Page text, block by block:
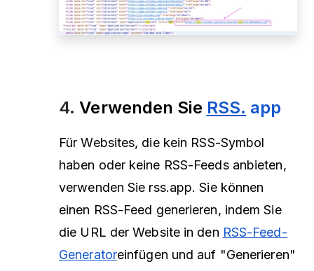
4.Verwenden Sie RSS. app
Für Websites, die kein RSS-Symbol
haben oder keine RSS-Feeds anbieten,
verwenden Sie rss.app. Sie können
einen RSS-Feed generieren, indem Sie
die URL der Website in den RSS-Feed-
Generatoreinfügen und auf "Generieren"